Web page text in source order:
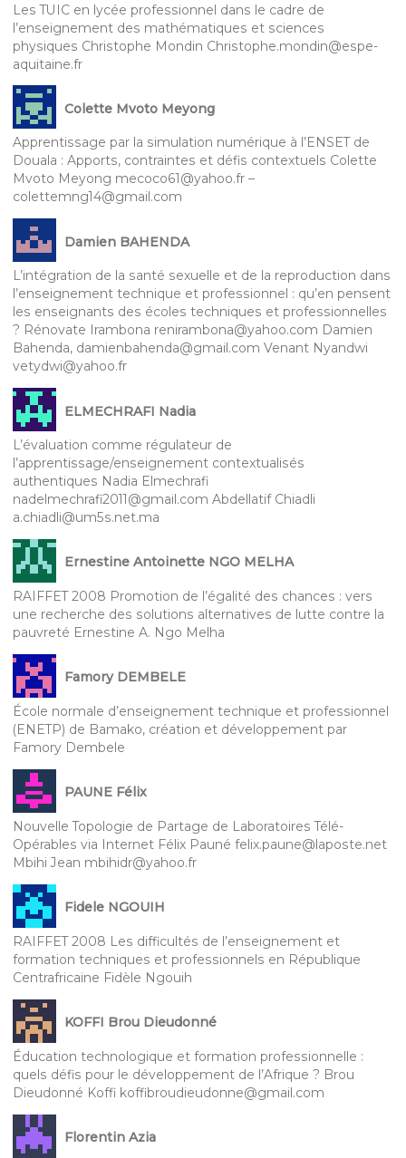
Les TUIC en lycée professionnel dans le cadre de
l’enseignement des mathématiques et sciences
physiques Christophe Mondin Christophe.mondin@espe-
aquitaine.fr
Colette Mvoto Meyong
Apprentissage par la simulation numérique à l’ENSET de
Douala : Apports, contraintes et défis contextuels Colette
Mvoto Meyong mecoco61@yahoo.fr –
colettemng14@gmail.com
Damien BAHENDA
L’intégration de la santé sexuelle et de la reproduction dans
l’enseignement technique et professionnel : qu’en pensent
les enseignants des écoles techniques et professionnelles
? Rénovate Irambona renirambona@yahoo.com Damien
Bahenda, damienbahenda@gmail.com Venant Nyandwi
vetydwi@yahoo.fr
ELMECHRAFI Nadia
L’évaluation comme régulateur de
l’apprentissage/enseignement contextualisés
authentiques Nadia Elmechrafi
nadelmechrafi2011@gmail.com Abdellatif Chiadli
a.chiadli@um5s.net.ma
Ernestine Antoinette NGO MELHA
RAIFFET 2008 Promotion de l’égalité des chances : vers
une recherche des solutions alternatives de lutte contre la
pauvreté Ernestine A. Ngo Melha
Famory DEMBELE
École normale d’enseignement technique et professionnel
(ENETP) de Bamako, création et développement par
Famory Dembele
PAUNE Félix
Nouvelle Topologie de Partage de Laboratoires Télé-
Opérables via Internet Félix Pauné felix.paune@laposte.net
Mbihi Jean mbihidr@yahoo.fr
Fidele NGOUIH
RAIFFET 2008 Les difficultés de l’enseignement et
formation techniques et professionnels en République
Centrafricaine Fidèle Ngouih
KOFFI Brou Dieudonné
Éducation technologique et formation professionnelle :
quels défis pour le développement de l’Afrique ? Brou
Dieudonné Koffi koffibroudieudonne@gmail.com
Florentin Azia